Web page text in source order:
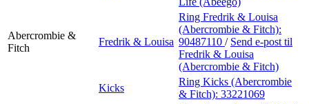
Abercrombie &
Fitch
Fredrik & Louisa
Ring Fredrik & Louisa
(Abercrombie & Fitch):
90487110 / Send e-post til
Fredrik & Louisa
(Abercrombie & Fitch)
Kicks
Ring Kicks (Abercrombie
& Fitch): 33221069